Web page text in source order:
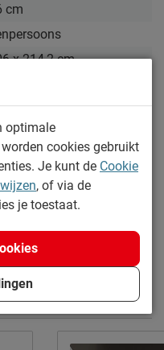
cm
x 214,2 cm
cm
cm
zwart
HB900318
optimale
cookies gebruikt
Je kunt de Cookie
, of via de
je toestaat.